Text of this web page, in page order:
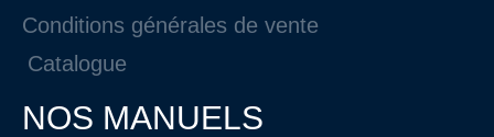
Conditions générales de vente
Catalogue
NOS MANUELS